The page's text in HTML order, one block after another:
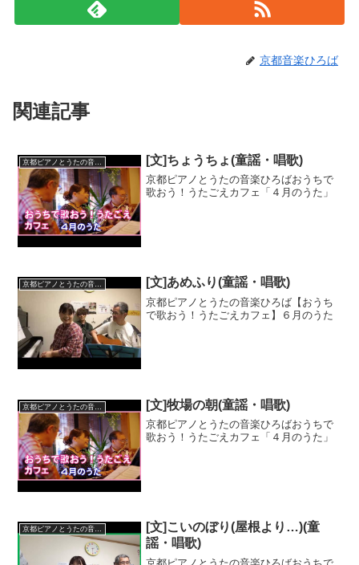
京都音楽ひろば
関連記事
[文]ちょうちょ(童謡・唱歌)
京都ピアノとうたの音楽ひろばおうちで
歌おう！うたごえカフェ「４月のうた」
京都ピアノとうたの音楽ひろば [文]あめふり(童謡・唱歌)
京都ピアノとうたの音楽ひろば【おうち
で歌おう！うたごえカフェ】６月のうた
[文]牧場の朝(童謡・唱歌)
京都ピアノとうたの音楽ひろばおうちで
歌おう！うたごえカフェ「４月のうた」
京都ピアノとうたの音楽ひろば
[文]こいのぼり(屋根より…)(童
謡・唱歌)